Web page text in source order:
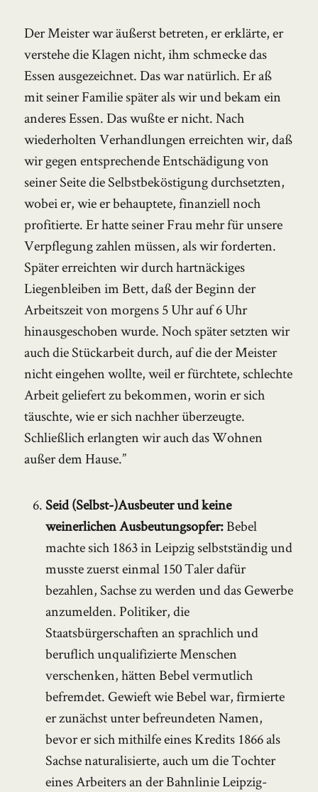
Der Meister war äußerst betreten, er erklärte, er
verstehe die Klagen nicht, ihm schmecke das
Essen ausgezeichnet. Das war natürlich. Er aß
mit seiner Familie später als wir und bekam ein
anderes Essen. Das wußte er nicht. Nach
wiederholten Verhandlungen erreichten wir, daß
wir gegen entsprechende Entschädigung von
seiner Seite die Selbstbeköstigung durchsetzten,
wobei er, wie er behauptete, finanziell noch
profitierte. Er hatte seiner Frau mehr für unsere
Verpflegung zahlen müssen, als wir forderten.
Später erreichten wir durch hartnäckiges
Liegenbleiben im Bett, daß der Beginn der
Arbeitszeit von morgens 5 Uhr auf 6 Uhr
hinausgeschoben wurde. Noch später setzten wir
auch die Stückarbeit durch, auf die der Meister
nicht eingehen wollte, weil er fürchtete, schlechte
Arbeit geliefert zu bekommen, worin er sich
täuschte, wie er sich nachher überzeugte.
Schließlich erlangten wir auch das Wohnen
außer dem Hause.”
Seid (Selbst-)Ausbeuter und keine
weinerlichen Ausbeutungsopfer:Bebel
machte sich 1863 in Leipzig selbstständig und
musste zuerst einmal 150 Taler dafür
bezahlen, Sachse zu werden und das Gewerbe
anzumelden. Politiker, die
Staatsbürgerschaften an sprachlich und
beruflich unqualifizierte Menschen
verschenken, hätten Bebel vermutlich
befremdet. Gewieft wie Bebel war, firmierte
er zunächst unter befreundeten Namen,
bevor er sich mithilfe eines Kredits 1866 als
Sachse naturalisierte, auch um die Tochter
eines Arbeiters an der Bahnlinie Leipzig-